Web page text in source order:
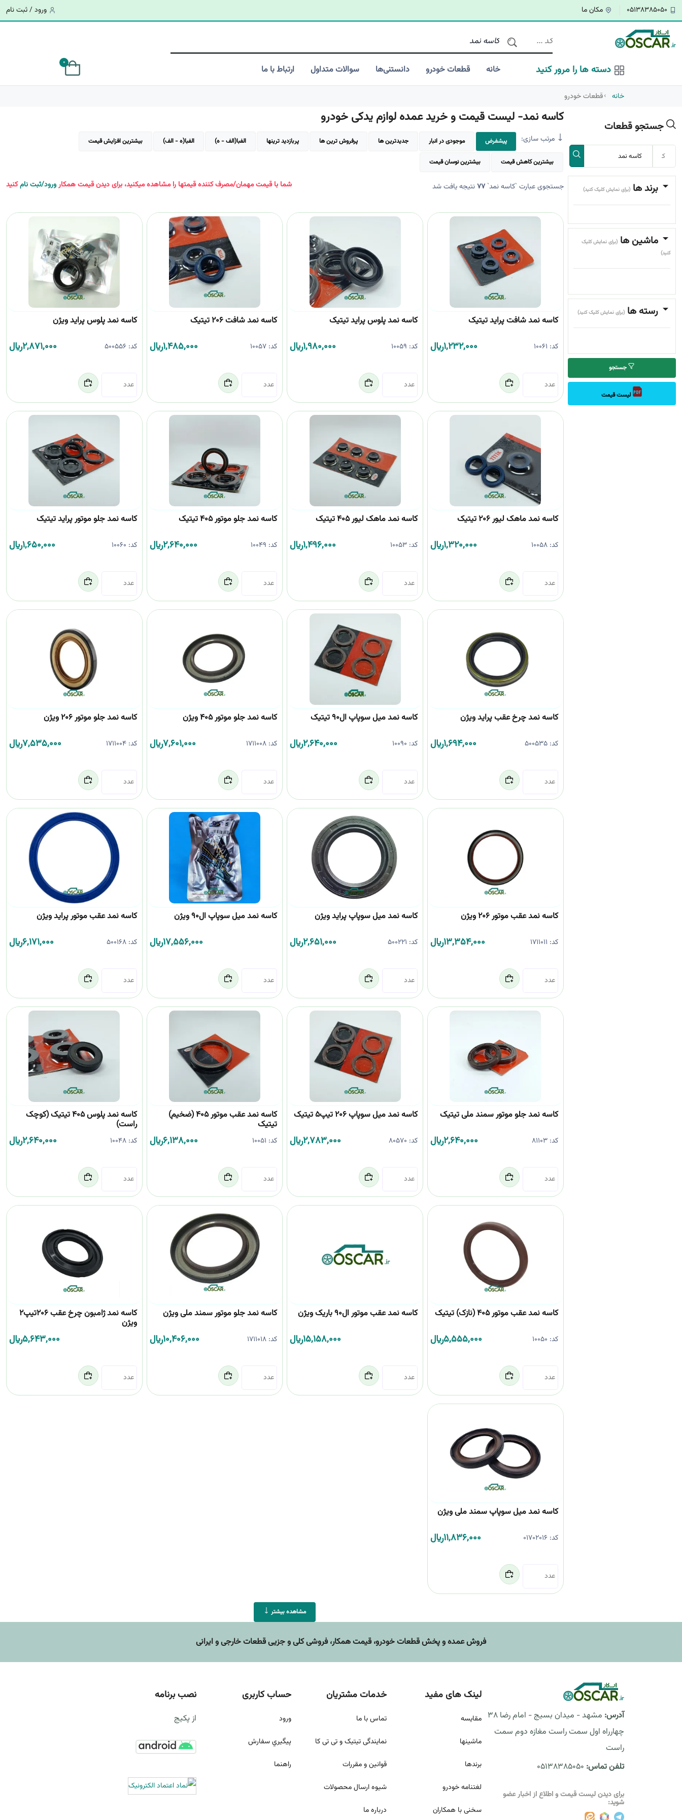
05138385050 مکان ما ورود / ثبت نام
دسته ها را مرور کنید خانه قطعات خودرو دانستنی‌ها سوالات متداول ارتباط با ما
0
خانه قطعات خودرو
جستجو قطعات
برند ها (برای نمایش کلیک کنید)
ماشین ها (برای نمایش کلیک
کنید)
رسته ها (برای نمایش کلیک کنید)
جستجو
لیست قیمت
کاسه نمد- لیست قیمت و خرید عمده لوازم یدکی خودرو
مرتب سازی: پیشفرض موجودی در انبار جدیدترین ها پرفروش ترین ها پربازدید ترینها الفبا(الف - ه) الفبا(ه - الف) بیشترین افزایش قیمت
بیشترین کاهش قیمت بیشترین نوسان قیمت
جستجوی عبارت `کاسه نمد`77نتیجه یافت شد شما با قیمت مهمان/مصرف کننده قیمتها را مشاهده میکنید، برای دیدن قیمت همکارورود/ثبت نامکنید
کاسه نمد شافت پراید تیتیک
کد: 10061
1,232,000﷼
کاسه نمد پلوس پراید تیتیک
کد: 10059
1,980,000﷼
کاسه نمد شافت 206 تیتیک
کد: 10057
1,485,000﷼
کاسه نمد پلوس پراید ویژن
کد: 500556
2,871,000﷼
کاسه نمد ماهک لیور 206 تیتیک
کد:10058
1,320,000﷼
کاسه نمد ماهک لیور 405 تیتیک
کد: 10053
1,496,000﷼
کاسه نمد جلو موتور 405 تیتیک
کد: 10049
2,640,000﷼
کاسه نمد جلو موتور پراید تیتیک
کد: 10060
1,650,000﷼
کاسه نمد چرخ عقب پراید ویژن
کد:500535
1,694,000﷼
کاسه نمد میل سوپاپ ال90 تیتیک
کد: 10090
2,640,000﷼
کاسه نمد جلو موتور 405 ویژن
کد: 1711008
7,601,000﷼
کاسه نمد جلو موتور 206 ویژن
کد:1711004
7,535,000﷼
کاسه نمد عقب موتور 206 ویژن
کد: 1711011
13,354,000﷼
کاسه نمد میل سوپاپ پراید ویژن
کد: 500221
2,651,000﷼
کاسه نمد میل سوپاپ ال90 ویژن
17,556,000﷼
کاسه نمد عقب موتور پراید ویژن
کد:500168
6,171,000﷼
کاسه نمد جلو موتور سمند ملی تیتیک
کد:81103
2,640,000﷼
کاسه نمد میل سوپاپ 206 تیپ5 تیتیک
کد: 80570
2,783,000﷼
کاسه نمد عقب موتور 405 (ضخیم)
تیتیک
کد: 10051
6,138,000﷼
کاسه نمد پلوس 405 تیتیک (کوچک
راست)
کد:10048
2,640,000﷼
کاسه نمد عقب موتور 405 (نازک) تیتیک
کد: 10050
5,555,000﷼
کاسه نمد عقب موتور ال90 باریک ویژن
15,158,000﷼
کاسه نمد جلو موتور سمند ملی ویژن
کد: 1711018
10,406,000﷼
کاسه نمد ژامبون چرخ عقب 206تیپ2
ویژن
5,643,000﷼
کاسه نمد میل سوپاپ سمند ملی ویژن
کد: 01702016
11,836,000﷼
مشاهده بیشتر
فروش عمده و پخش قطعات خودرو، قيمت همکار، فروشی کلی و جزیی قطعات خارجی و ایرانی
آدرس:
مشهد - میدان بسیج - امام رضا 38
چهارراه اول سمت راست مغازه دوم سمت
راست
تلفن تماس: 05138385050
برای دیدن لیست قیمت و اطلاع از اخبار عضو
شوید:
لینک های مفید
مقايسه
ماشینها
برندها
لغتنامه خودرو
سخنی با همکاران
خدمات مشتریان
تماس با ما
نمایندگی تیتیک و تی تی کا
قوانين و مقررات
شيوه ارسال محصولات
درباره ما
حساب کاربری
ورود
پيگيري سفارش
راهنما
نصب برنامه
از پکیج